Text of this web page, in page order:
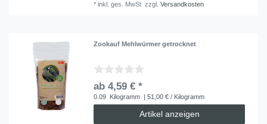
*inkl. ges. MwSt. zzgl.Versandkosten
Zookauf Mehlwürmer getrocknet
ab 4,59 € *
0.09 Kilogramm | 51,00 € / Kilogramm
Artikel anzeigen